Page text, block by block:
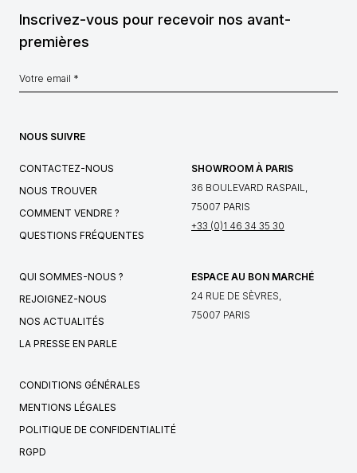
Inscrivez-vous pour recevoir nos avant-
premières
NOUS SUIVRE
CONTACTEZ-NOUS
NOUS TROUVER
COMMENT VENDRE ?
QUESTIONS FRÉQUENTES
SHOWROOM À PARIS
36 BOULEVARD RASPAIL,
75007 PARIS
+33 (0)1 46 34 35 30
QUI SOMMES-NOUS ?
REJOIGNEZ-NOUS
NOS ACTUALITÉS
LA PRESSE EN PARLE
ESPACE AU BON MARCHÉ
24 RUE DE SÈVRES,
75007 PARIS
CONDITIONS GÉNÉRALES
MENTIONS LÉGALES
POLITIQUE DE CONFIDENTIALITÉ
RGPD